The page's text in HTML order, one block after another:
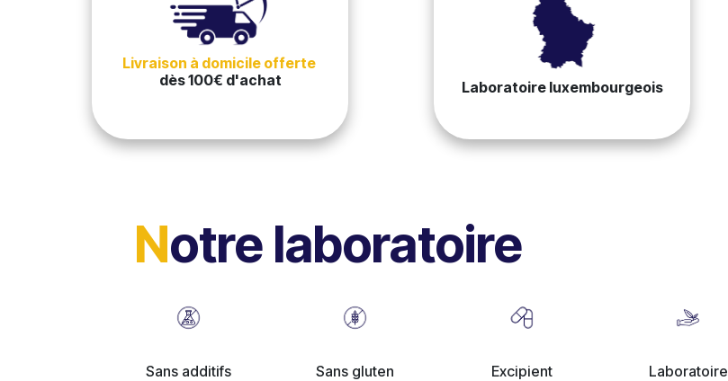
Livraison à domicile offerte
dès 100€ d'achat
Laboratoire luxembourgeois
Notre laboratoire
Sans additifs
Laboratoire
Excipient
Sans gluten